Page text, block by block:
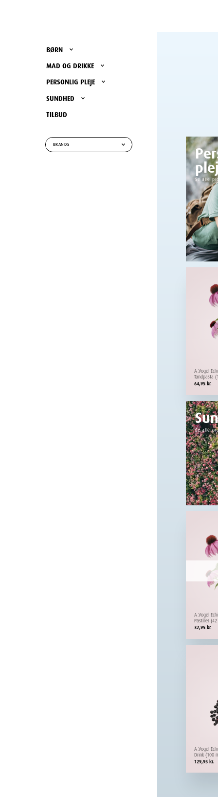
BØRN
MAD OG DRIKKE
PERSONLIG PLEJE
SUNDHED
TILBUD
BRANDS
Se alle
A.Vogel
Tandpasta
64,95kr.
Se alle
A.Vogel
Pastiller
32,95kr.
A.Vogel
Drink (100
129,95kr.